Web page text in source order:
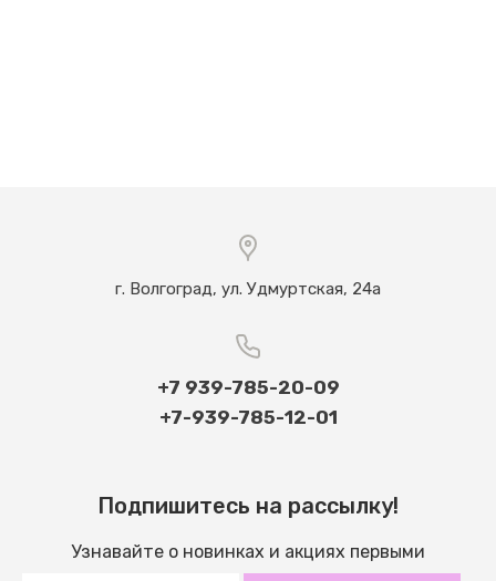
г. Волгоград, ул. Удмуртская, 24а
+7 939-785-20-09
+7-939-785-12-01
Подпишитесь на рассылку!
Узнавайте о новинках и акциях первыми